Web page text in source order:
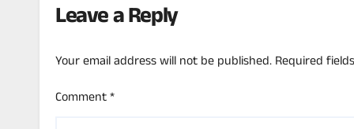
Leave a Reply
Your email address will not be published.Required
Comment*